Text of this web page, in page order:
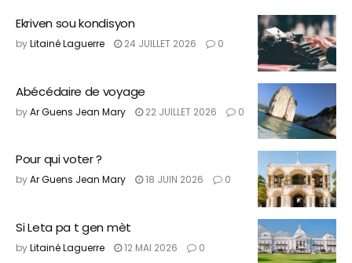
Ekriven sou kondisyon
byLitainé Laguerre 24 JUILLET 2026 0
Abécédaire de voyage
byAr Guens Jean Mary 22 JUILLET 2026 0
Pour qui voter ?
byAr Guens Jean Mary 18 JUIN 2026 0
Si Leta pa t gen mèt
byLitainé Laguerre 12 MAI 2026 0